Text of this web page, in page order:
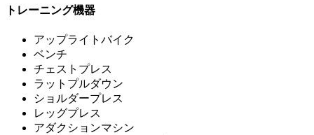
トレーニング機器
アップライトバイク
ベンチ
チェストプレス
ラットプルダウン
ショルダープレス
レッグプレス
アダクションマシン